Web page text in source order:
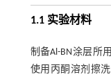
1.1 实验材料
制备Al-BN涂层所
使用丙酮溶剂擦